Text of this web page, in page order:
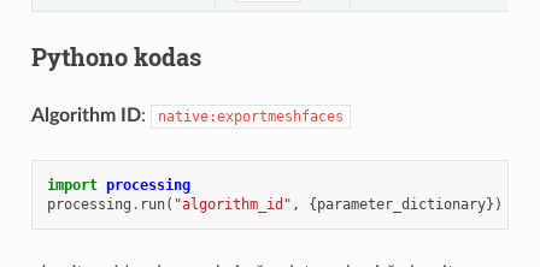
Pythono kodas
Algorithm ID: native:exportmeshfaces
import processing
processing . run( "algorithm_id" , {parameter_dictionary})